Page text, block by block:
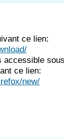
ce lien:
accessible
ce lien:
new/